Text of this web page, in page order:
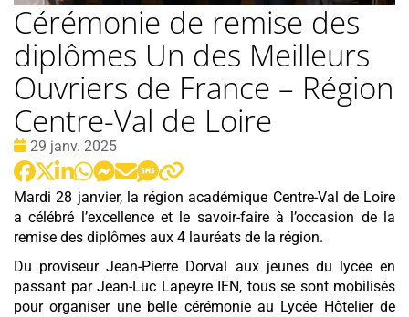
Cérémonie de remise des
diplômes Un des Meilleurs
Ouvriers de France – Région
Centre-Val de Loire
Date
:
29 janv. 2025
Mardi 28 janvier, la région académique Centre-Val de Loire
a célébré l’excellence et le savoir-faire à l’occasion de la
remise des diplômes aux 4 lauréats de la région.
Du proviseur Jean-Pierre Dorval aux jeunes du lycée en
passant par Jean-Luc Lapeyre IEN, tous se sont mobilisés
pour organiser une belle cérémonie au Lycée Hôtelier de